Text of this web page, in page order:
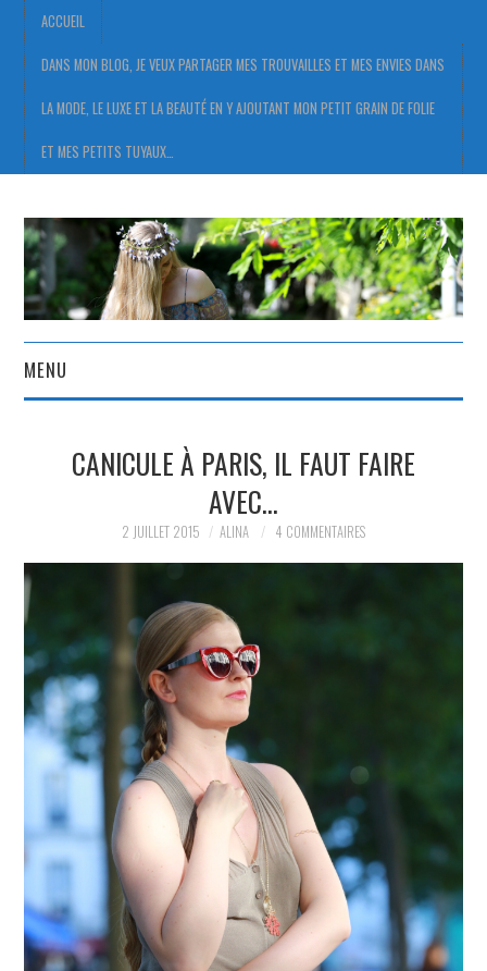
ACCUEIL
DANS MON BLOG, JE VEUX PARTAGER MES TROUVAILLES ET MES ENVIES DANS
LA MODE, LE LUXE ET LA BEAUTÉ EN Y AJOUTANT MON PETIT GRAIN DE FOLIE
ET MES PETITS TUYAUX…
MENU
DANS MON BLOG, JE VEUX
PARTAGER MES
ENVIES DANS LA MODE, LE
LUXE ET LA BEAUTÉ EN Y
AJOUTANT MON PETIT
GRAIN DE FOLIE ET MES
PETITS TUYAUX…
CANICULE À PARIS, IL FAUT FAIRE
AVEC…
2 JUILLET 2015 ALINA 4 COMMENTAIRES